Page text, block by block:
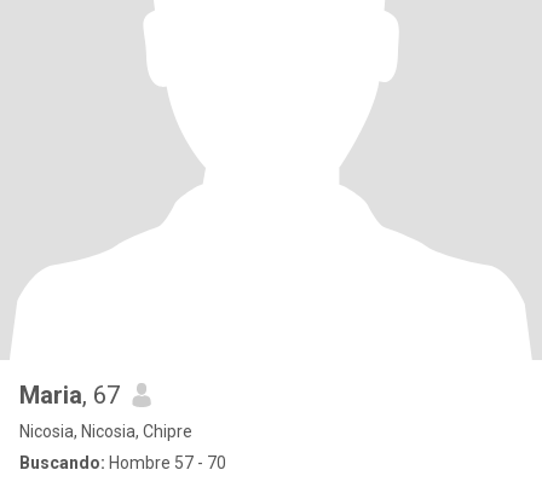
Maria, 67
Nicosia, Nicosia, Chipre
Buscando: Hombre 57 - 70